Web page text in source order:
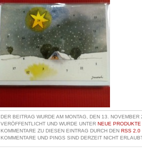
DER BEITRAG WURDE AM MONTAG, DEN 13. NOVEMBER
VERÖFFENTLICHT UND WURDE UNTER NEUE PRODUKTE
KOMMENTARE ZU DIESEN EINTRAG DURCH DEN RSS 2.0
KOMMENTARE UND PINGS SIND DERZEIT NICHT